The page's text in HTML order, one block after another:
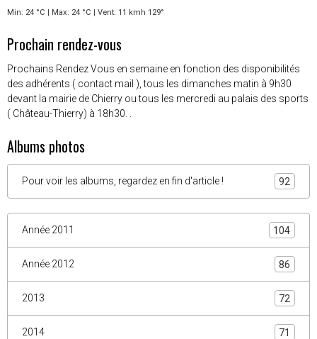
Min: 24 °C | Max: 24 °C | Vent: 11 kmh 129°
Prochain rendez-vous
Prochains Rendez Vous en semaine en fonction des disponibilités
des adhérents ( contact mail ), tous les dimanches matin à 9h30
devant la mairie de Chierry ou tous les mercredi au palais des sports
( Château-Thierry) à 18h30. .
Albums photos
Pour voir les albums, regardez en fin d'article ! 92
Année 2011 104
Année 2012 86
2013 72
2014 71